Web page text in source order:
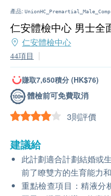
產品:
仁安體檢中心 男士全
仁安體檢中心
44項目
賺取7,650積分 (HK$76)
體檢前可免費取消
3則評價
建議給
此計劃適合計劃結婚或
前了瞭雙方的生育能力
重點檢查項目：精液分